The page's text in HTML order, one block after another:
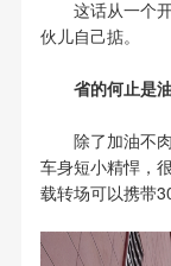
这话从一个
伙儿自己掂。
省的何止是
除了加油不
车身短小精悍，
载转场可以携带